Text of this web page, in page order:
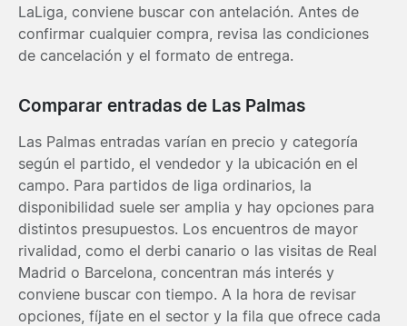
LaLiga, conviene buscar con antelación. Antes de
confirmar cualquier compra, revisa las condiciones
de cancelación y el formato de entrega.
Comparar entradas de Las Palmas
Las Palmas entradas varían en precio y categoría
según el partido, el vendedor y la ubicación en el
campo. Para partidos de liga ordinarios, la
disponibilidad suele ser amplia y hay opciones para
distintos presupuestos. Los encuentros de mayor
rivalidad, como el derbi canario o las visitas de Real
Madrid o Barcelona, concentran más interés y
conviene buscar con tiempo. A la hora de revisar
opciones, fíjate en el sector y la fila que ofrece cada